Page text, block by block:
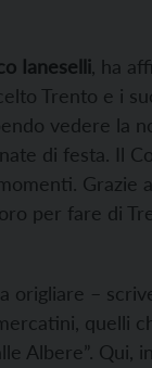
Ianeselli, ha
Trento e i
vedere la
di festa. Il
Grazie
per fare di
origliare –
quelli
Albere”. Qui,